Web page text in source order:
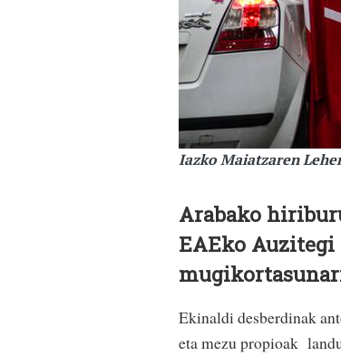
Iazko Maiatzaren
Arabako
EAEko
Ekinaldi desberdinak
eta mezu propioak